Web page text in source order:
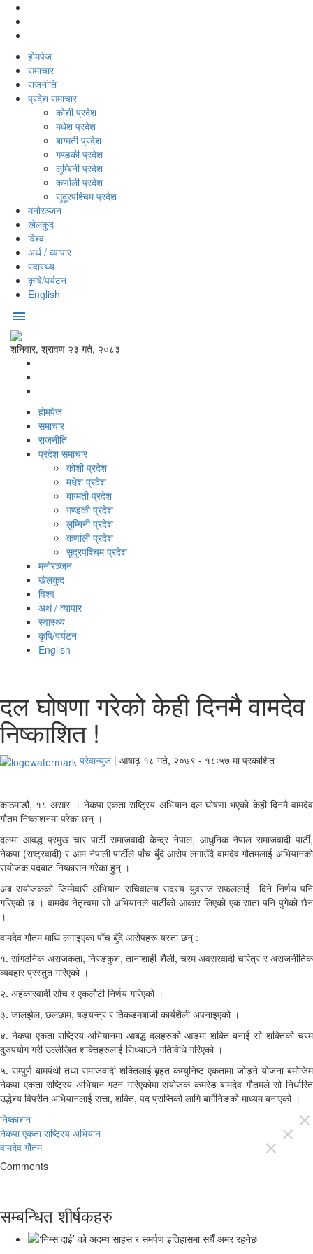
होमपेज
समाचार
राजनीति
प्रदेश समाचार
कोशी प्रदेश
मधेश प्रदेश
बाग्मती प्रदेश
गण्डकी प्रदेश
लुम्बिनी प्रदेश
कर्णाली प्रदेश
सुदूरपश्‍चिम प्रदेश
मनोरञ्‍जन
खेलकुद
विश्‍व
अर्थ / व्यापार
स्वास्थ्य
कृषि/पर्यटन
English
menu
शनिवार, श्रावण २३ गते, २०८३
होमपेज
समाचार
राजनीति
प्रदेश समाचार
कोशी प्रदेश
मधेश प्रदेश
बाग्मती प्रदेश
गण्डकी प्रदेश
लुम्बिनी प्रदेश
कर्णाली प्रदेश
सुदूरपश्‍चिम प्रदेश
मनोरञ्‍जन
खेलकुद
विश्‍व
अर्थ / व्यापार
स्वास्थ्य
कृषि/पर्यटन
English
दल घोषणा गरेको केही दिनमै वामदेव
निष्काशित !
परेवान्युज | आषाढ़ १८ गते, २०७९ - १८ः५७ मा प्रकाशित
काठमाडौं, १८ असार । नेकपा एकता राष्ट्रिय अभियान दल घोषणा भएको केही दिनमै वामदेव
गौतम निष्काशनमा परेका छन् ।
दलमा आवद्ध प्रमुख चार पार्टी समाजवादी केन्द्र नेपाल, आधुनिक नेपाल समाजवादी पार्टी,
नेकपा (राष्ट्रवादी) र आम नेपाली पार्टीले पाँच बुँदे आरोप लगाउँदै वामदेव गौतमलाई अभियानको
संयोजक पदबाट निष्कासन गरेका हुन् ।
अब संयोजकको जिम्मेवारी अभियान सचिवालय सदस्य युवराज सफललाई दिने निर्णय पनि
गरिएको छ । वामदेव नेतृत्वमा सो अभियानले पार्टीको आकार लिएको एक साता पनि पुगेको छैन
।
वामदेव गौतम माथि लगाइएका पाँच बुँदे आरोपहरू यस्ता छन् :
१. सांगठनिक अराजकता, निरङकुश, तानाशाही शैली, चरम अवसरवादी चरित्र र अराजनीतिक
व्यवहार प्रस्तुत गरिएको ।
२. अहंकारवादी सोच र एकलौटी निर्णय गरिएको ।
३. जालझेल, छलछाम, षड्यन्त्र र तिकडमबाजी कार्यशैली अपनाइएको ।
४. नेकपा एकता राष्ट्रिय अभियानमा आबद्ध दलहरुको आडमा शक्ति बनाई सो शक्तिको चरम
दुरुपयोग गरी उल्लेखित शक्तिहरुलाई सिध्याउने गतिविधि गरिएको ।
५. सम्पुर्ण बामपंथी तथा समाजवादी शक्तिलाई बृहत कम्युनिष्ट एकतामा जोड्ने योजना बमोजिम
नेकपा एकता राष्ट्रिय अभियान गठन गरिएकोमा संयोजक कमरेड बामदेव गौतमले सो निर्धारित
उद्धेश्य विपरीत अभियानलाई सत्ता, शक्ति, पद प्राप्तिको लागि बार्गेनिङको माध्यम बनाएको ।
निष्काशन
close
नेकपा एकता राष्ट्रिय अभियान close
वामदेव गौतम close
Comments
सम्बन्धित शीर्षकहरु